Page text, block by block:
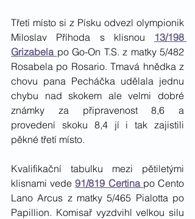
Třetí místo si z Písku odvezl olympionik
Miloslav Příhoda s klisnou 13/198
Grizabela po Go-On T.S. z matky 5/482
Rosabela po Rosario. Tmavá hnědka z
chovu pana Pecháčka udělala jednu
chybu nad skokem ale velmi dobré
známky za připravenost 8,6 a
provedení skoku 8,4 jí i tak zajistili
pěkné třetí místo.
Kvalifikační tabulku mezi pětiletými
klisnami vede 91/819 Certina po Cento
Lano Arcus z matky 5/465 Pialotta po
Papillion. Komisař vyzdvihl velkou silu